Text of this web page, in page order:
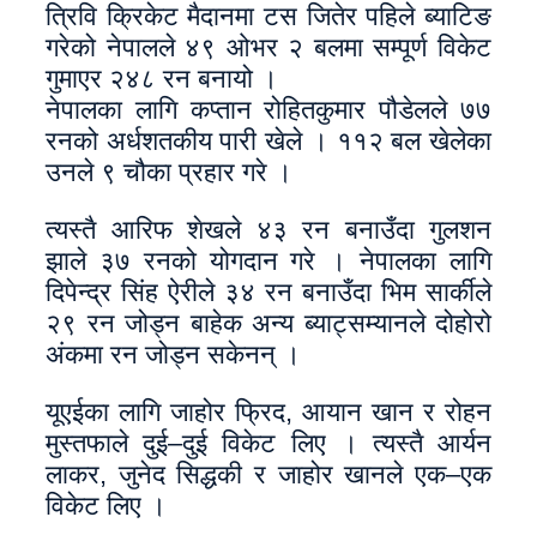
त्रिवि क्रिकेट मैदानमा टस जितेर पहिले ब्याटिङ
गरेको नेपालले ४९ ओभर २ बलमा सम्पूर्ण विकेट
गुमाएर २४८ रन बनायो ।
नेपालका लागि कप्तान रोहितकुमार पौडेलले ७७
रनको अर्धशतकीय पारी खेले । ११२ बल खेलेका
उनले ९ चौका प्रहार गरे ।
त्यस्तै आरिफ शेखले ४३ रन बनाउँदा गुलशन
झाले ३७ रनको योगदान गरे । नेपालका लागि
दिपेन्द्र सिंह ऐरीले ३४ रन बनाउँदा भिम सार्कीले
२९ रन जोड्न बाहेक अन्य ब्याट्सम्यानले दोहोरो
अंकमा रन जोड्न सकेनन् ।
यूएईका लागि जाहोर फ्रिद, आयान खान र रोहन
मुस्तफाले दुई–दुई विकेट लिए । त्यस्तै आर्यन
लाकर, जुनेद सिद्धकी र जाहोर खानले एक–एक
विकेट लिए ।